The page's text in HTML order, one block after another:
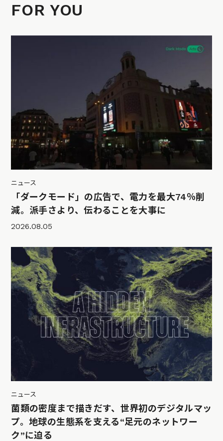
FOR YOU
ニュース
「ダークモード」の広告で、電力を最大74％削
減。派手さより、伝わることを大事に
2026.08.05
ニュース
菌類の密度まで描きだす、世界初のデジタルマッ
プ。地球の生態系を支える“足元のネットワー
ク”に迫る